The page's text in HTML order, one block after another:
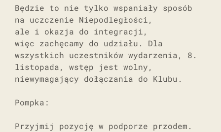
Będzie to nie tylko wspaniały sposób
na uczczenie Niepodległości,
ale i okazja do integracji,
więc zachęcamy do udziału. Dla
wszystkich uczestników wydarzenia, 8.
listopada, wstęp jest wolny,
niewymagający dołączania do Klubu.
Pompka:
Przyjmij pozycję w podporze przodem.